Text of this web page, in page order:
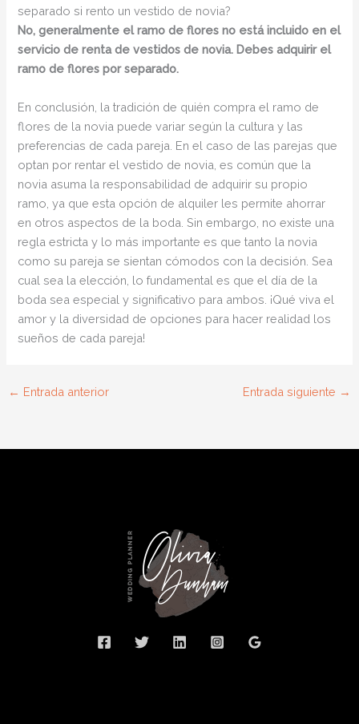
separado si rento un vestido de novia?
No, generalmente el ramo de flores no está incluido en el
servicio de renta de vestidos de novia. Debes adquirir el
ramo de flores por separado.
En conclusión, la tradición de quién compra el ramo de
flores de la novia puede variar según la cultura y las
preferencias de cada pareja. En el caso de las parejas que
optan por rentar el vestido de novia, es común que la
novia asuma la responsabilidad de adquirir su propio
ramo, ya que esta opción de alquiler les permite ahorrar
en otros aspectos de la boda. Sin embargo, no existe una
regla estricta y lo más importante es que tanto la novia
como su pareja se sientan cómodos con la decisión. Sea
cual sea la elección, lo fundamental es que el día de la
boda sea especial y significativo para ambos. ¡Qué viva el
amor y la diversidad de opciones para hacer realidad los
sueños de cada pareja!
← Entrada anterior Entrada siguiente →